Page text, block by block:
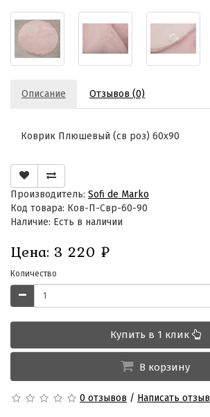
Описание Отзывов (0)
Коврик Плюшевый (св роз) 60х90
Производитель: Sofi de Marko
Код товара: Ков-П-Свр-60-90
Наличие: Есть в наличии
Цена: 3 220 ₽
Количество
Купить в 1 клик
В корзину
0 отзывов / Написать отзыв